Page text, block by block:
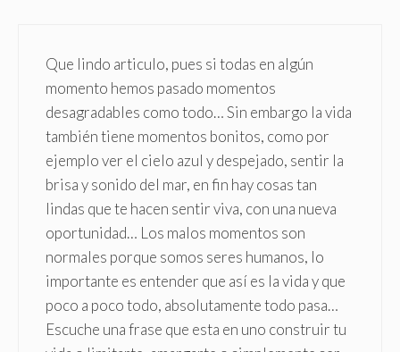
Que lindo articulo, pues si todas en algún
momento hemos pasado momentos
desagradables como todo… Sin embargo la vida
también tiene momentos bonitos, como por
ejemplo ver el cielo azul y despejado, sentir la
brisa y sonido del mar, en fin hay cosas tan
lindas que te hacen sentir viva, con una nueva
oportunidad… Los malos momentos son
normales porque somos seres humanos, lo
importante es entender que así es la vida y que
poco a poco todo, absolutamente todo pasa…
Escuche una frase que esta en uno construir tu